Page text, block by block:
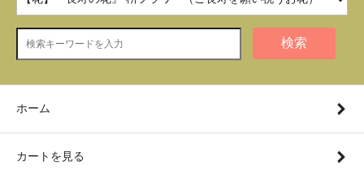
検索
ホーム
カートを見る